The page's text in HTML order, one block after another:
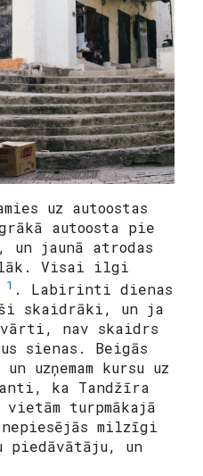
uz autoostas
autoosta pie
un jaunā atrodas
Visai ilgi
1 . Labirinti dienas
skaidrāki, un ja
nav skaidrs
sienas. Beigās
uzņemam kursu uz
ka Tandžīra
turpmākajā
nepiesējās milzīgi
piedāvātāju, un